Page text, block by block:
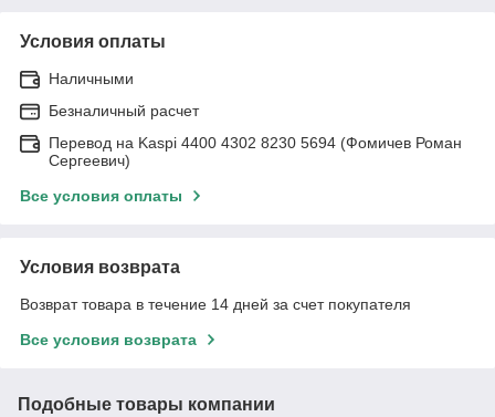
Условия оплаты
Наличными
Безналичный расчет
Перевод на Kaspi 4400 4302 8230 5694 (Фомичев Роман
Сергеевич)
Все условия оплаты
Условия возврата
Возврат товара в течение 14 дней за счет покупателя
Все условия возврата
Подобные товары компании